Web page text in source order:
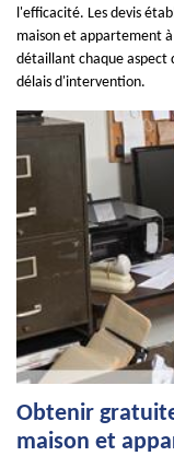
l'efficacité. Les devis
maison et appartement
détaillant chaque aspect
délais d'intervention.
Obtenir
maison et